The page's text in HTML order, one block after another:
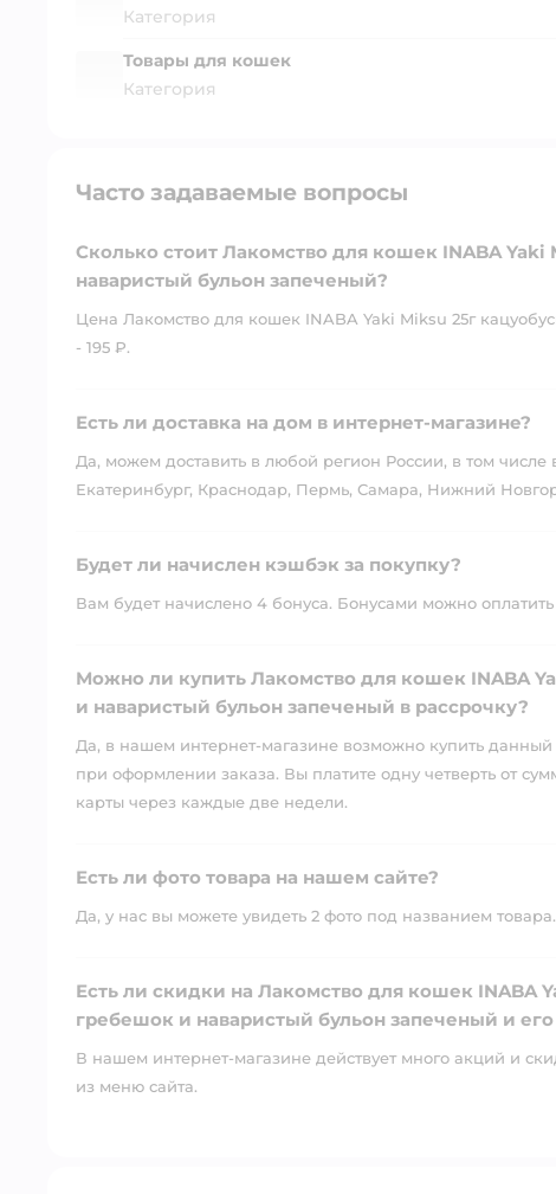
Категория
Товары для кошек
Категория
Часто задаваемые вопросы
Сколько стоит Лакомство для кошек INABA
наваристый бульон запеченый?
Цена Лакомство для кошек INABA Yaki Miksu 25г
- 195 ₽.
Есть ли доставка на дом в интернет-магазине?
Да, можем доставить в любой регион России, в том
Екатеринбург, Краснодар, Пермь, Самара, Нижний
Будет ли начислен кэшбэк за покупку?
Вам будет начислено 4 бонуса. Бонусами можно оплатить
Можно ли купить Лакомство для кошек INABA
и наваристый бульон запеченый в рассрочку?
Да, в нашем интернет-магазине возможно купить данный
при оформлении заказа. Вы платите одну четверть от
карты через каждые две недели.
Есть ли фото товара на нашем сайте?
Да, у нас вы можете увидеть 2 фото под названием товара.
Есть ли скидки на Лакомство для кошек INABA
гребешок и наваристый бульон запеченый и его
В нашем интернет-магазине действует много акций и
из меню сайта.